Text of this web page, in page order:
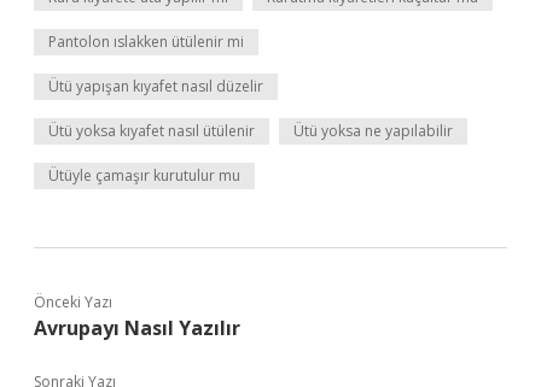
Pantolon ıslakken ütülenir mi
Ütü yapışan kıyafet nasıl düzelir
Ütü yoksa kıyafet nasıl ütülenir Ütü yoksa ne yapılabilir
Ütüyle çamaşır kurutulur mu
Önceki Yazı
Avrupayı Nasıl Yazılır
Sonraki Yazı